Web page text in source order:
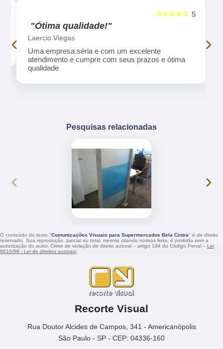
5
☆☆☆☆☆
"Ótima qualidade!"
Laercio Viegas
Uma empresa séria e com um excelente
atendimento e cumpre com seus prazos e ótima
qualidade
‹ ›
Pesquisas relacionadas
‹ ›
O conteúdo do texto "Comunicações Visuais para Supermercados Bela Cintra" é de direito
reservado. Sua reprodução, parcial ou total, mesmo citando nossos links, é proibida sem a
autorização do autor. Crime de violação de direito autoral – artigo 184 do Código Penal – Lei
9610/98 - Lei de direitos autorais
Recorte Visual
Rua Doutor Alcides de Campos, 341 - Americanópolis
São Paulo - SP - CEP: 04336-160